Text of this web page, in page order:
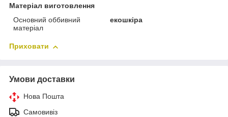
Матеріал виготовлення
Основний оббивний
матеріал
екошкіра
Приховати
Умови доставки
Нова Пошта
Самовивіз